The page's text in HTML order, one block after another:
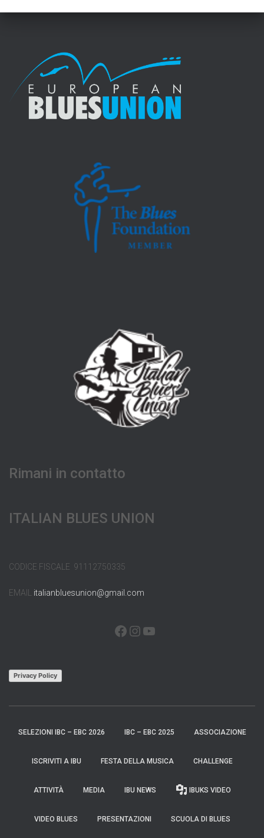
Rimani in contatto
ITALIAN BLUES UNION
CODICE FISCALE 91112750335
EMAIL italianbluesunion@gmail.com
FACEBOOK INSTAGRAM
Privacy Policy
SELEZIONI IBC – EBC 2026 IBC – EBC 2025 ASSOCIAZIONE
ISCRIVITI A IBU FESTA DELLA MUSICA CHALLENGE
ATTIVITÀ MEDIA IBU NEWS IBUKS VIDEO
VIDEO BLUES PRESENTAZIONI SCUOLA DI BLUES